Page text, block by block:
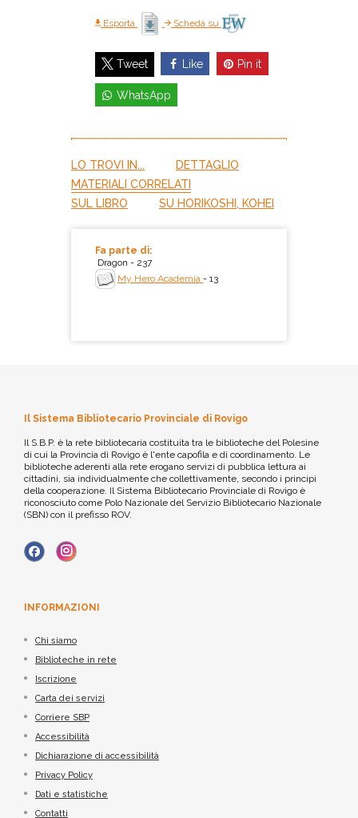
Esporta Scheda su
Tweet Like Pin it
WhatsApp
LO TROVI IN...
DETTAGLIO
MATERIALI CORRELATI
SUL LIBRO
SU HORIKOSHI, KOHEI
Fa parte di:
Dragon - 237
My Hero Academia - 13
Il Sistema Bibliotecario Provinciale di Rovigo
Il S.B.P. è la rete bibliotecaria costituita tra le biblioteche del Polesine
di cui la Provincia di Rovigo è l'ente capofila e di coordinamento. Le
biblioteche aderenti alla rete erogano servizi di pubblica lettura ai
cittadini, sia individualmente che collettivamente, secondo i principi
della cooperazione. Il Sistema Bibliotecario Provinciale di Rovigo è
riconosciuto come Polo Nazionale del Servizio Bibliotecario Nazionale
(SBN) con il prefisso ROV.
INFORMAZIONI
Chi siamo
Biblioteche in rete
Iscrizione
Carta dei servizi
Corriere SBP
Accessibilità
Dichiarazione di accessibilità
Privacy Policy
Dati e statistiche
Contatti